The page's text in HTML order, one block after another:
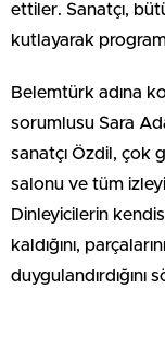
ettiler. Sanatçı,
kutlayarak
Belemtürk adına
sorumlusu Sara
sanatçı Özdil, çok
salonu ve tüm
Dinleyicilerin
kaldığını,
duygulandırdığını